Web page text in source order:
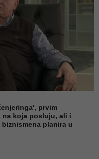
prvim
koja posluju, ali i
planira u